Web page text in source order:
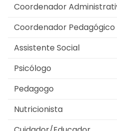
Coordenador
Coordenador Pedagógico
Assistente Social
Psicólogo
Pedagogo
Nutricionista